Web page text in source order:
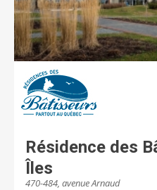
Résidence des
Îles
470-484, avenue Arnaud